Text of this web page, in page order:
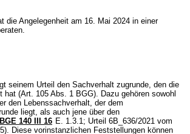
die Angelegenheit am 16. Mai 2024 in einer
seinem Urteil den Sachverhalt zugrunde, den die
hat (Art. 105 Abs. 1 BGG). Dazu gehören sowohl
den Lebenssachverhalt, der dem
liegt, als auch jene über den
BGE 140 III 16 E. 1.3.1; Urteil 6B_636/2021 vom
Diese vorinstanzlichen Feststellungen können